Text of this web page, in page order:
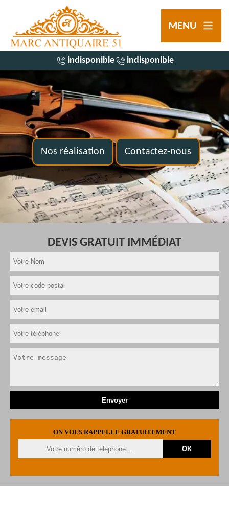
MENU
indisponible indisponible
Nos réalisation Contactez-nous
DEVIS GRATUIT IMMÉDIAT
ON VOUS RAPPELLE GRATUITEMENT